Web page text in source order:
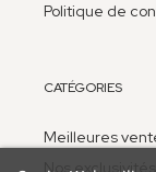
Politique de
CATÉGORIES
Meilleures
Nos exclusivités